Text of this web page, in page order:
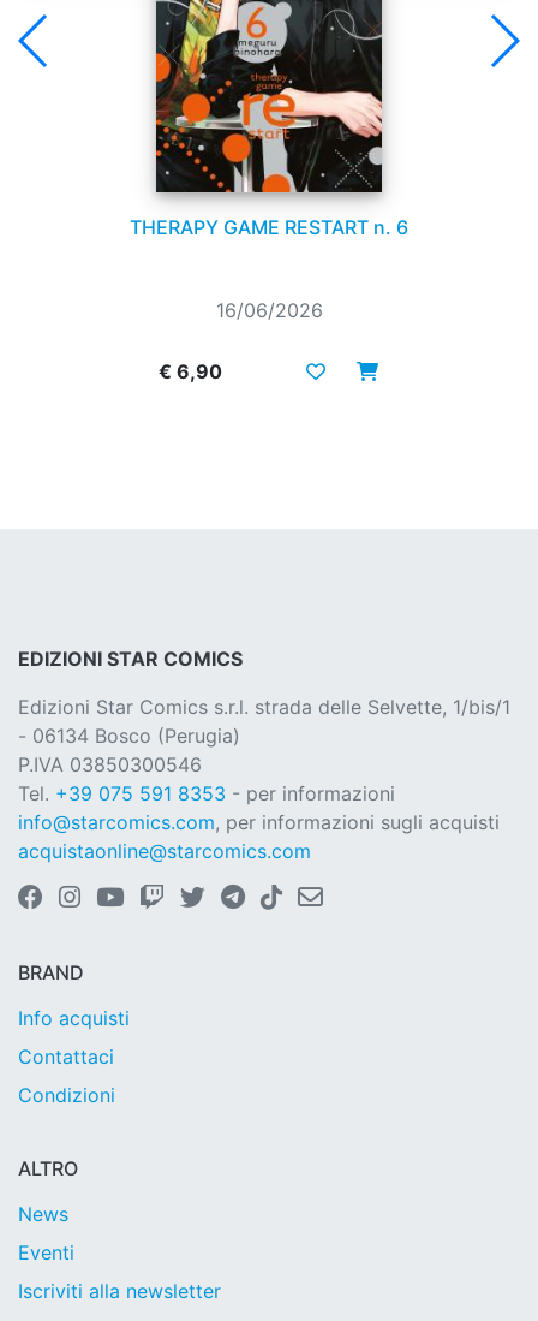
THERAPY GAME RESTART n. 6
16/06/2026
€ 6,90
EDIZIONI STAR COMICS
Edizioni Star Comics s.r.l. strada delle Selvette, 1/bis/1
- 06134 Bosco (Perugia)
P.IVA 03850300546
Tel. +39 075 591 8353 - per informazioni
info@starcomics.com, per informazioni sugli acquisti
acquistaonline@starcomics.com
BRAND
Info acquisti
Contattaci
Condizioni
ALTRO
News
Eventi
Iscriviti alla newsletter